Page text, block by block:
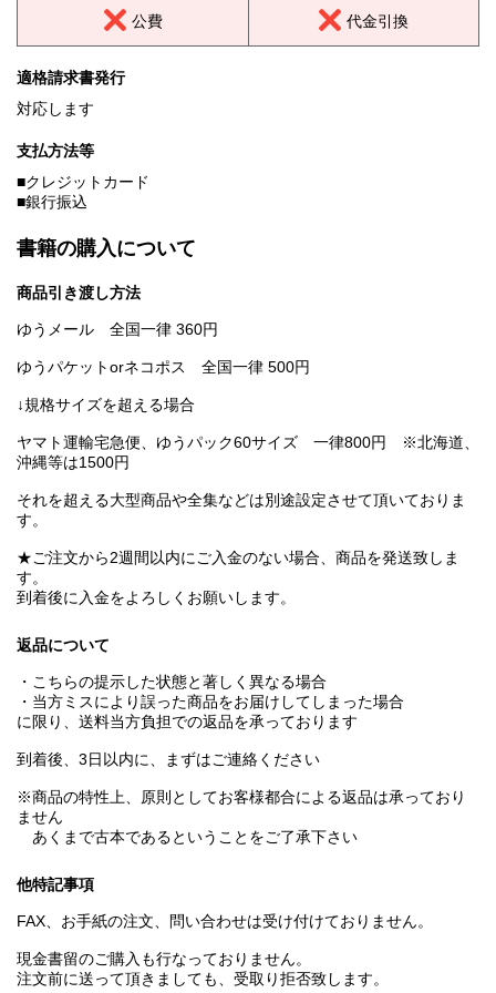
公費 代金引換
適格請求書発行
対応します
支払方法等
■クレジットカード
■銀行振込
書籍の購入について
商品引き渡し方法
ゆうメール 全国一律 360円
ゆうパケットorネコポス 全国一律 500円
↓規格サイズを超える場合
ヤマト運輸宅急便、ゆうパック60サイズ 一律800円 ※北海道、
沖縄等は1500円
それを超える大型商品や全集などは別途設定させて頂いておりま
す。
★ご注文から2週間以内にご入金のない場合、商品を発送致しま
す。
到着後に入金をよろしくお願いします。
返品について
・こちらの提示した状態と著しく異なる場合
・当方ミスにより誤った商品をお届けしてしまった場合
に限り、送料当方負担での返品を承っております
到着後、3日以内に、まずはご連絡ください
※商品の特性上、原則としてお客様都合による返品は承っており
ません
あくまで古本であるということをご了承下さい
他特記事項
FAX、お手紙の注文、問い合わせは受け付けておりません。
現金書留のご購入も行なっておりません。
注文前に送って頂きましても、受取り拒否致します。